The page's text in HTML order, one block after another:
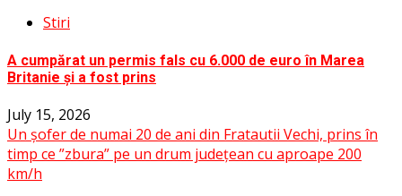
Stiri
A cumpărat un permis fals cu 6.000 de euro în Marea
Britanie și a fost prins
July 15, 2026
Un șofer de numai 20 de ani din Fratautii Vechi, prins în
timp ce ”zbura” pe un drum județean cu aproape 200
km/h